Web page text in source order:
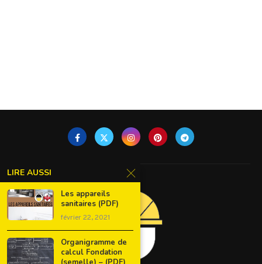
LIRE AUSSI
Les appareils
sanitaires (PDF)
février 22, 2021
Organigramme de
calcul Fondation